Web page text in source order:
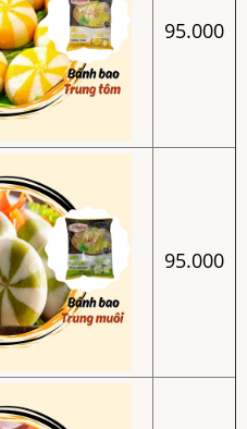
95.000
95.000